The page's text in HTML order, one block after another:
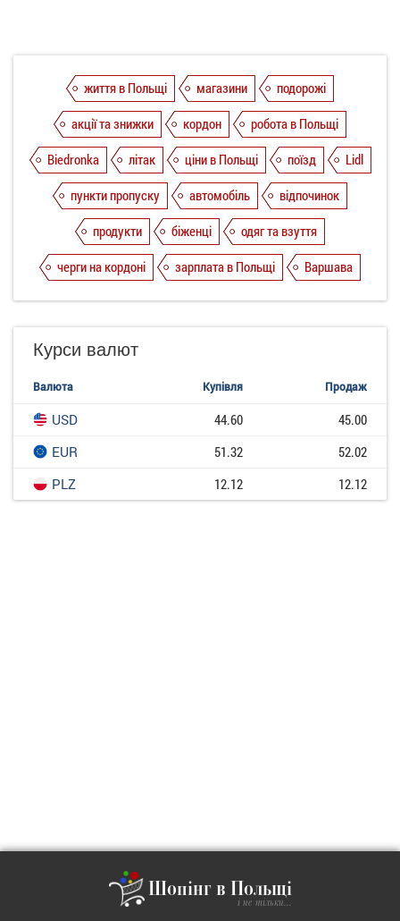
життя в Польщі магазини
подорожі
акції та знижки
кордон
робота в Польщі
Biedronka
літак ціни в Польщі поїзд
Lidl
пункти пропуску
автомобіль
відпочинок
продукти
біженці
одяг та взуття
черги на кордоні
зарплата в Польщі Варшава
Курси валют
Валюта Купівля Продаж
USD 44.60
45.00
EUR
51.32
52.02
PLZ
12.12 12.12
Шопінг в Польщі
і не тільки...